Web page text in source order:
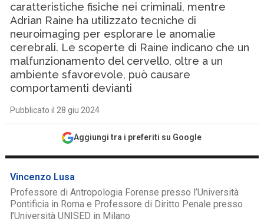
caratteristiche fisiche nei criminali, mentre
Adrian Raine ha utilizzato tecniche di
neuroimaging per esplorare le anomalie
cerebrali. Le scoperte di Raine indicano che un
malfunzionamento del cervello, oltre a un
ambiente sfavorevole, può causare
comportamenti devianti
Pubblicato il 28 giu 2024
Aggiungi tra i preferiti su Google
Vincenzo Lusa
Professore di Antropologia Forense presso l’Università
Pontificia in Roma e Professore di Diritto Penale presso
l’Università UNISED in Milano